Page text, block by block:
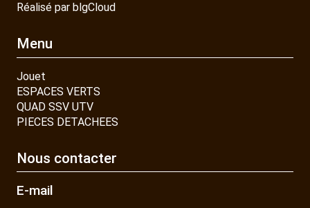
Réalisé par blgCloud
Menu
Jouet
ESPACES VERTS
QUAD SSV UTV
PIECES DETACHEES
Nous contacter
E-mail